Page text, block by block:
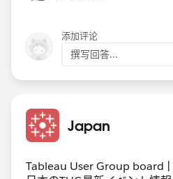
添加评论
撰写回答...
Japan
Tableau User Group board |